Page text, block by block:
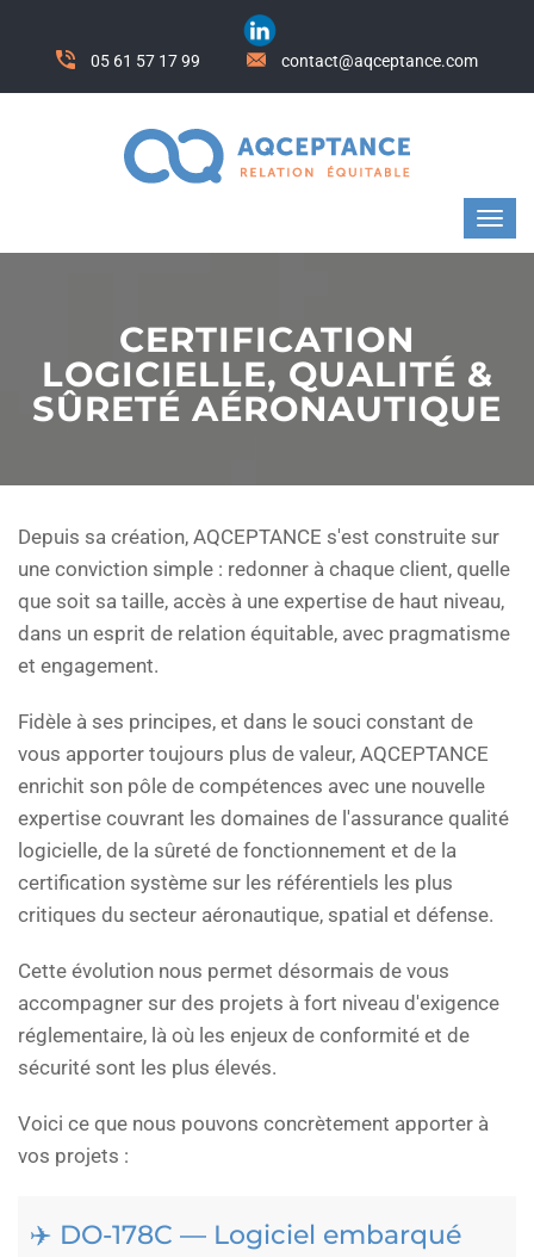
05 61 57 17 99 contact@aqceptance.com
CERTIFICATION
LOGICIELLE, QUALITÉ &
SÛRETÉ AÉRONAUTIQUE
Depuis sa création, AQCEPTANCE s'est construite sur
une conviction simple : redonner à chaque client, quelle
que soit sa taille, accès à une expertise de haut niveau,
dans un esprit de relation équitable, avec pragmatisme
et engagement.
Fidèle à ses principes, et dans le souci constant de
vous apporter toujours plus de valeur, AQCEPTANCE
enrichit son pôle de compétences avec une nouvelle
expertise couvrant les domaines de l'assurance qualité
logicielle, de la sûreté de fonctionnement et de la
certification système sur les référentiels les plus
critiques du secteur aéronautique, spatial et défense.
Cette évolution nous permet désormais de vous
accompagner sur des projets à fort niveau d'exigence
réglementaire, là où les enjeux de conformité et de
sécurité sont les plus élevés.
Voici ce que nous pouvons concrètement apporter à
vos projets :
✈️ DO-178C — Logiciel embarqué